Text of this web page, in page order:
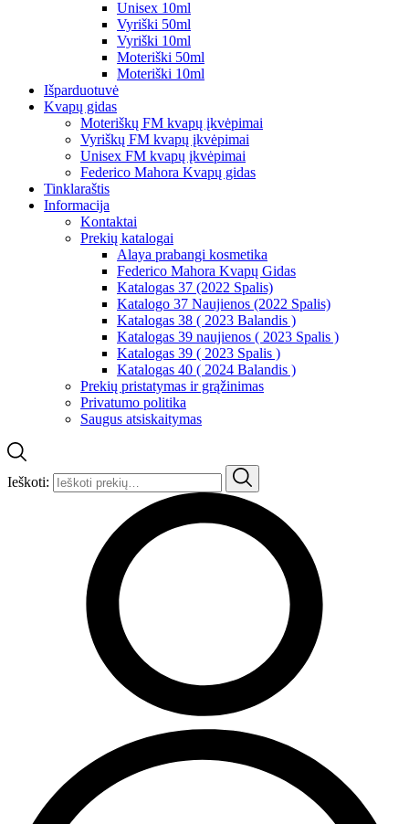
Unisex 10ml
Vyriški 50ml
Vyriški 10ml
Moteriški 50ml
Moteriški 10ml
Išparduotuvė
Kvapų gidas
Moteriškų FM kvapų įkvėpimai
Vyriškų FM kvapų įkvėpimai
Unisex FM kvapų įkvėpimai
Federico Mahora Kvapų gidas
Tinklaraštis
Informacija
Kontaktai
Prekių katalogai
Alaya prabangi kosmetika
Federico Mahora Kvapų Gidas
Katalogas 37 (2022 Spalis)
Katalogo 37 Naujienos (2022 Spalis)
Katalogas 38 ( 2023 Balandis )
Katalogas 39 naujienos ( 2023 Spalis )
Katalogas 39 ( 2023 Spalis )
Katalogas 40 ( 2024 Balandis )
Prekių pristatymas ir grąžinimas
Privatumo politika
Saugus atsiskaitymas
Ieškoti: